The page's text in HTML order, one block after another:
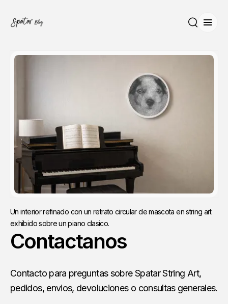
Abrir
Un interior refinado con un retrato circular de mascota en string art
exhibido sobre un piano clasico.
Contactanos
Contacto para preguntas sobre Spatar String Art,
pedidos, envios, devoluciones o consultas generales.